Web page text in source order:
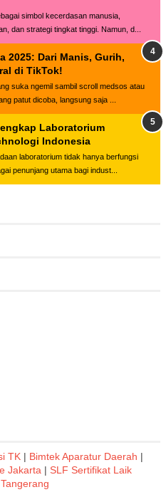
simbol kecerdasan manusia,
dan strategi tingkat tinggi. Namun, d...
2025: Dari Manis, Gurih,
di TikTok!
suka ngemil sambil scroll medsos atau
patut dicoba, langsung saja ...
Laboratorium
Indonesia
laboratorium tidak hanya berfungsi
penunjang utama bagi indust...
TK | Bimtek Aparatur Daerah |
Jakarta | SLF Sertifikat Laik